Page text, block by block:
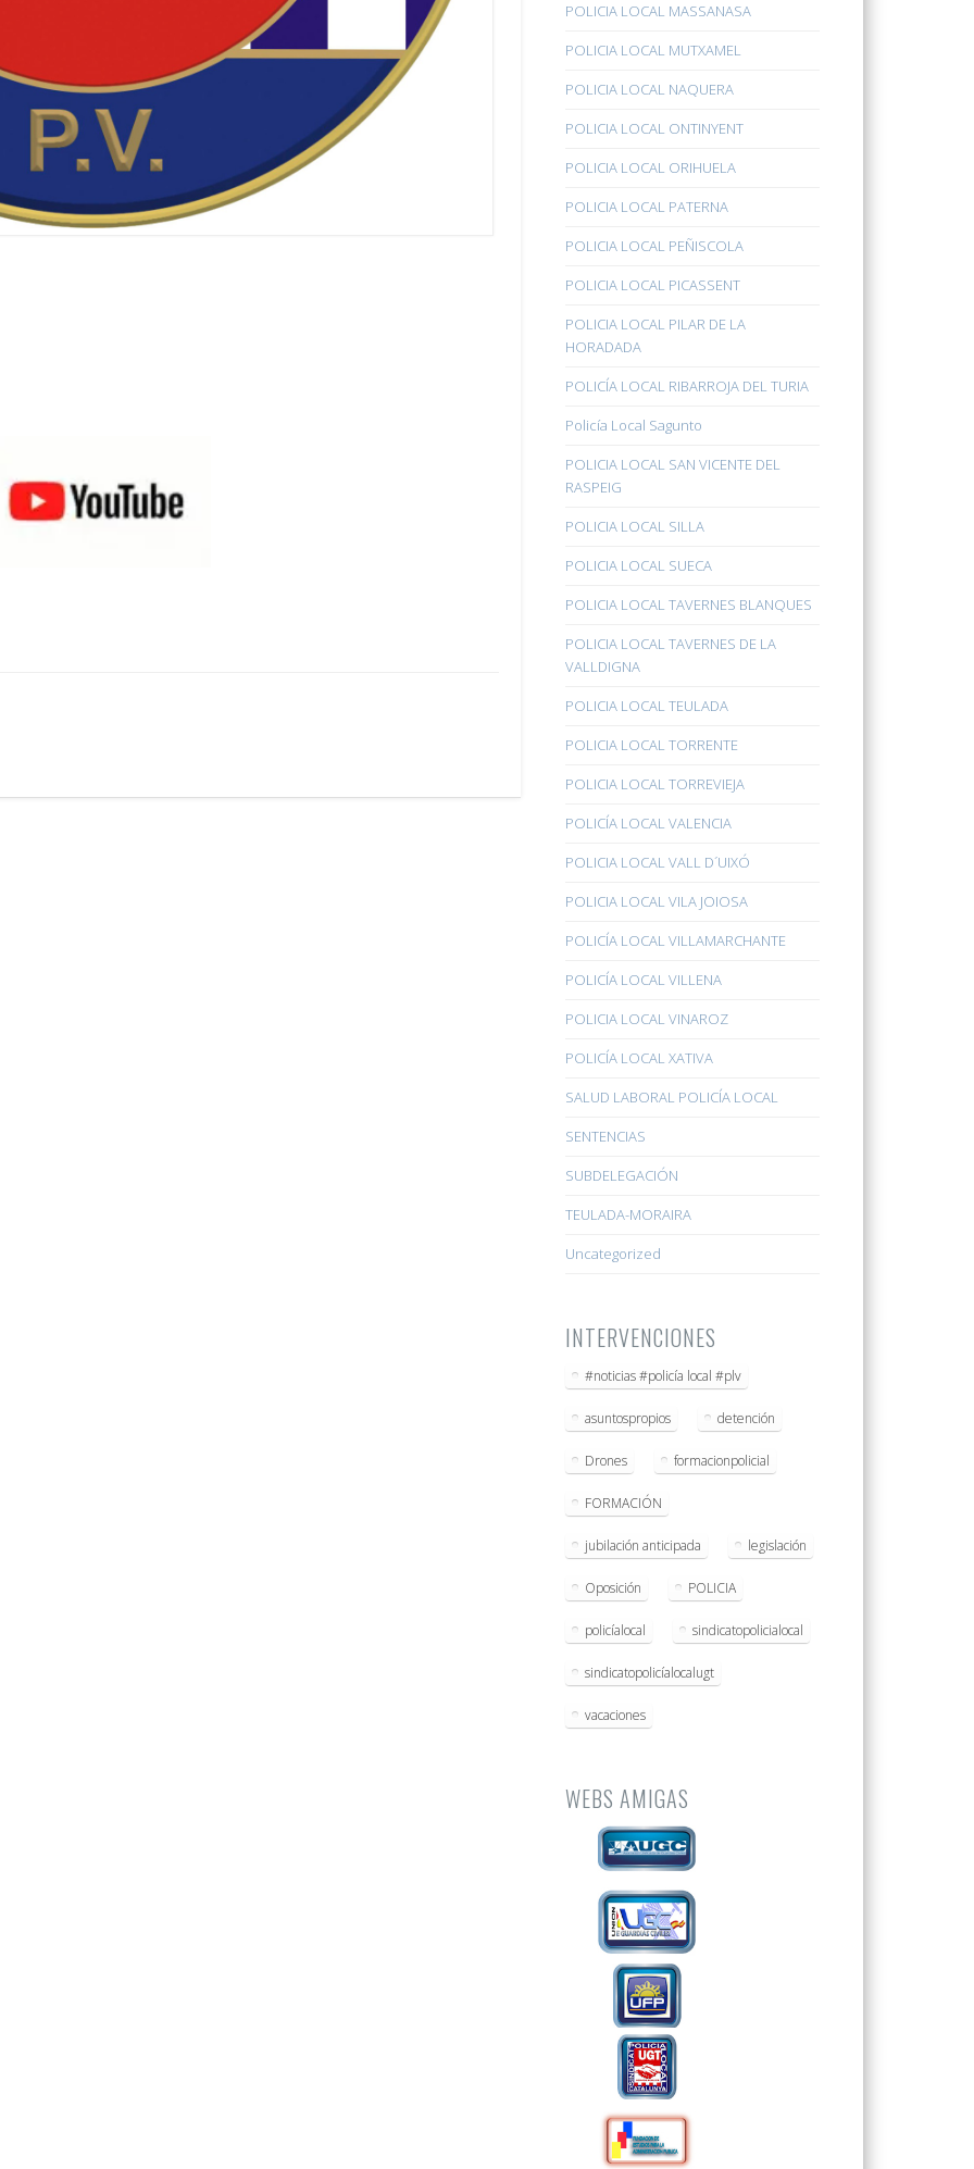
POLICIA LOCAL MASSANASA
POLICIA LOCAL MUTXAMEL
POLICIA LOCAL NAQUERA
POLICIA LOCAL ONTINYENT
POLICIA LOCAL ORIHUELA
POLICIA LOCAL PATERNA
POLICIA LOCAL PEÑISCOLA
POLICIA LOCAL PICASSENT
POLICIA LOCAL PILAR DE LA
HORADADA
POLICÍA LOCAL RIBARROJA DEL TURIA
Policía Local Sagunto
POLICIA LOCAL SAN VICENTE DEL
RASPEIG
POLICIA LOCAL SILLA
POLICIA LOCAL SUECA
POLICIA LOCAL TAVERNES BLANQUES
POLICIA LOCAL TAVERNES DE LA
VALLDIGNA
POLICIA LOCAL TEULADA
POLICIA LOCAL TORRENTE
POLICIA LOCAL TORREVIEJA
POLICÍA LOCAL VALENCIA
POLICIA LOCAL VALL D´UIXÓ
POLICIA LOCAL VILA JOIOSA
POLICÍA LOCAL VILLAMARCHANTE
POLICÍA LOCAL VILLENA
POLICIA LOCAL VINAROZ
POLICÍA LOCAL XATIVA
SALUD LABORAL POLICÍA LOCAL
SENTENCIAS
SUBDELEGACIÓN
TEULADA-MORAIRA
Uncategorized
INTERVENCIONES
#noticias #policía local #plv
asuntospropios detención
Drones formacionpolicial
FORMACIÓN
jubilación anticipada legislación
Oposición POLICIA
policíalocal sindicatopolicialocal
sindicatopolicíalocalugt
vacaciones
WEBS AMIGAS